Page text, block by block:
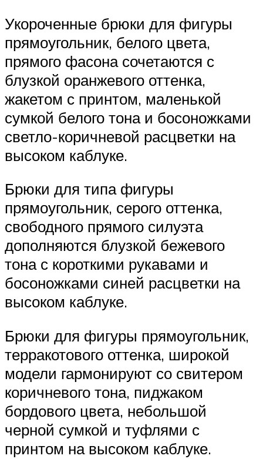
Укороченные брюки для фигуры
прямоугольник, белого цвета,
прямого фасона сочетаются с
блузкой оранжевого оттенка,
жакетом с принтом, маленькой
сумкой белого тона и босоножками
светло-коричневой расцветки на
высоком каблуке.
Брюки для типа фигуры
прямоугольник, серого оттенка,
свободного прямого силуэта
дополняются блузкой бежевого
тона с короткими рукавами и
босоножками синей расцветки на
высоком каблуке.
Брюки для фигуры прямоугольник,
терракотового оттенка, широкой
модели гармонируют со свитером
коричневого тона, пиджаком
бордового цвета, небольшой
черной сумкой и туфлями с
принтом на высоком каблуке.